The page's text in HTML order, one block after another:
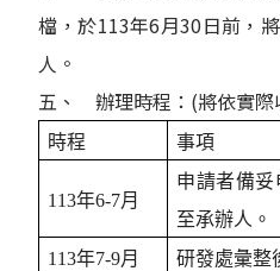
檔，於113年6月30日前，
人。
五、 辦理時程：(將依實際
時程 事項
113年6-7月
申請者備妥
至承辦人。
113年7-9月
研發處彙整